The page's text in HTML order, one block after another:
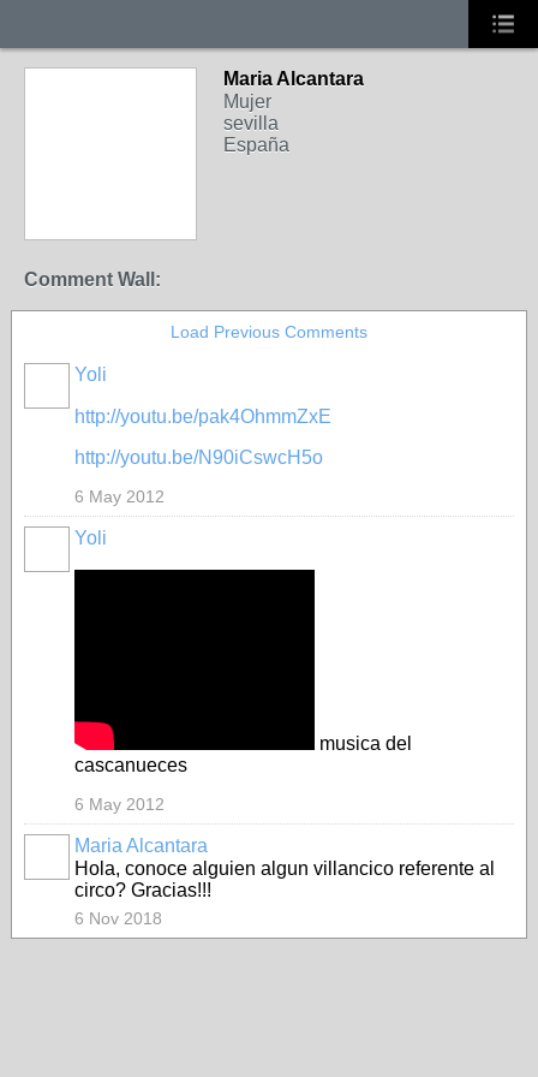
Maria Alcantara
Mujer
sevilla
España
Comment Wall:
Load Previous Comments
Yoli
http://youtu.be/pak4OhmmZxE
http://youtu.be/N90iCswcH5o
6 May 2012
Yoli
musica del
cascanueces
6 May 2012
Maria Alcantara
Hola, conoce alguien algun villancico referente al
circo? Gracias!!!
6 Nov 2018